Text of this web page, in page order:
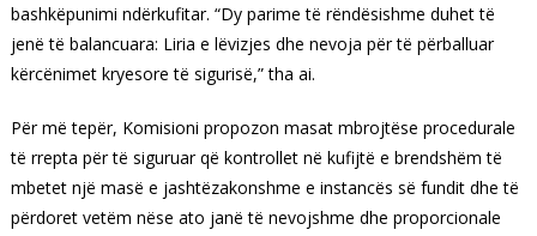
bashkëpunimi ndërkufitar. “Dy parime të rëndësishme duhet të
jenë të balancuara: Liria e lëvizjes dhe nevoja për të përballuar
kërcënimet kryesore të sigurisë,” tha ai.
Për më tepër, Komisioni propozon masat mbrojtëse procedurale
të rrepta për të siguruar që kontrollet në kufijtë e brendshëm të
mbetet një masë e jashtëzakonshme e instancës së fundit dhe të
përdoret vetëm nëse ato janë të nevojshme dhe proporcionale